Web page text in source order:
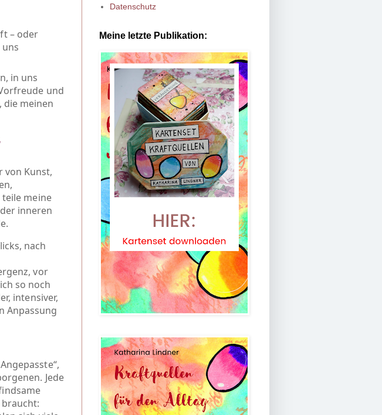
– oder
in uns
und
meinen
von Kunst,
meine
inneren
nach
, vor
so noch
intensiver,
Anpassung
Jede
Datenschutz
Meine letzte Publikation: